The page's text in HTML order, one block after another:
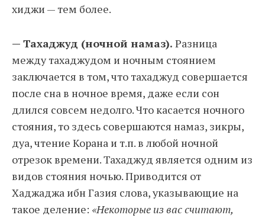
хиджи — тем более.
— Тахаджуд (ночной намаз). Разница
между тахаджудом и ночным стоянием
заключается в том, что тахаджуд совершается
после сна в ночное время, даже если сон
длился совсем недолго. Что касается ночного
стояния, то здесь совершаются намаз, зикры,
дуа, чтение Корана и т.п. в любой ночной
отрезок времени. Тахаджуд является одним из
видов стояния ночью. Приводится от
Хаджаджа ибн Газия слова, указывающие на
такое деление: «Некоторые из вас считают,